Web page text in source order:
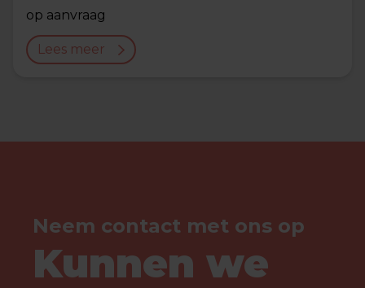
op aanvraag
Lees meer
Neem contact met ons op
Kunnen we